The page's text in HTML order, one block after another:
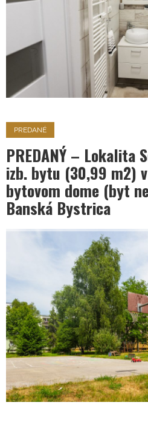
PREDANÉ
PREDANÝ – Lokalita
izb. bytu (30,99 m2)
bytovom dome (byt
Banská Bystrica